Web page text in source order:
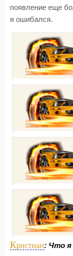
появление еще
я ошибался.
Кристиан: Что